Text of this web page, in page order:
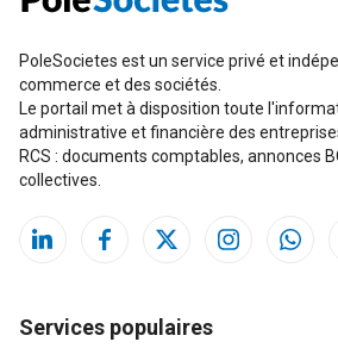
PoleSocietes est un service privé et
commerce et des sociétés.
Le portail met à disposition toute
administrative et financière des
RCS : documents comptables, annonces
collectives.
Services populaires